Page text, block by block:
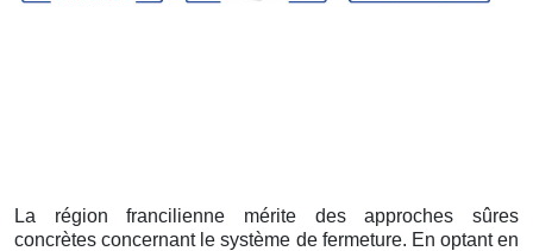
La région francilienne mérite des approches sûres
concrètes concernant le système de fermeture. En optant en